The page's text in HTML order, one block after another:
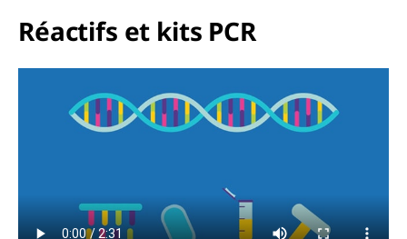
Réactifs et kits PCR